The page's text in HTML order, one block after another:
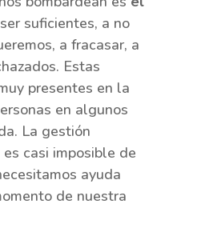
suficientes, a no
a fracasar, a
Estas
presentes en la
en algunos
La gestión
casi imposible de
ayuda
de nuestra